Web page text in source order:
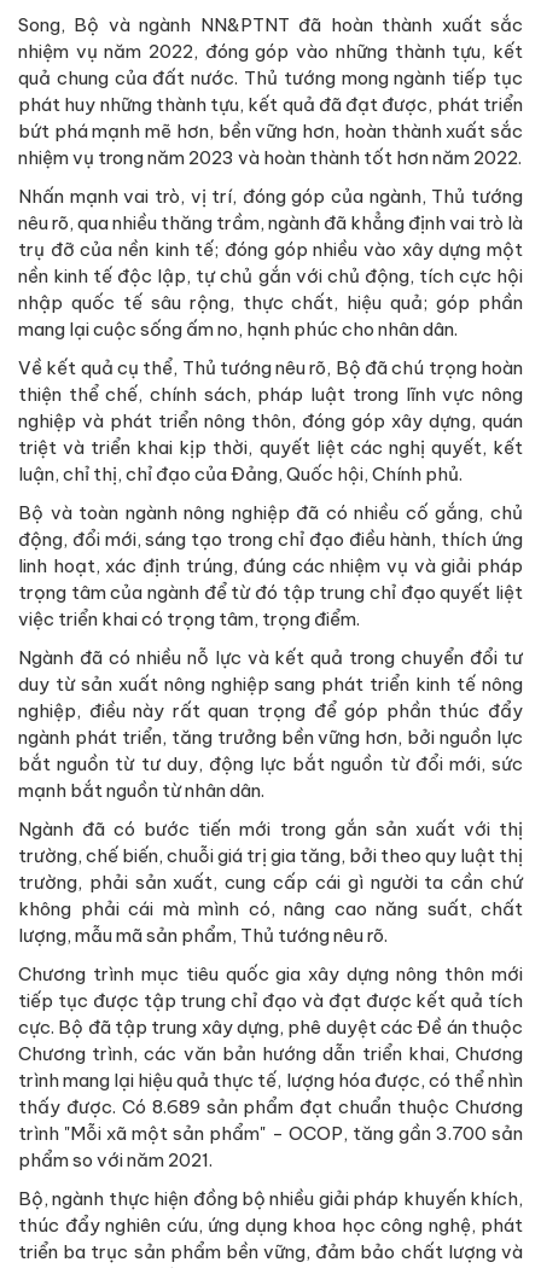
Song, Bộ và ngành NN&PTNT đã hoàn thành xuất sắc
nhiệm vụ năm 2022, đóng góp vào những thành tựu, kết
quả chung của đất nước. Thủ tướng mong ngành tiếp tục
phát huy những thành tựu, kết quả đã đạt được, phát triển
bứt phá mạnh mẽ hơn, bền vững hơn, hoàn thành xuất sắc
nhiệm vụ trong năm 2023 và hoàn thành tốt hơn năm 2022.
Nhấn mạnh vai trò, vị trí, đóng góp của ngành, Thủ tướng
nêu rõ, qua nhiều thăng trầm, ngành đã khẳng định vai trò là
trụ đỡ của nền kinh tế; đóng góp nhiều vào xây dựng một
nền kinh tế độc lập, tự chủ gắn với chủ động, tích cực hội
nhập quốc tế sâu rộng, thực chất, hiệu quả; góp phần
mang lại cuộc sống ấm no, hạnh phúc cho nhân dân.
Về kết quả cụ thể, Thủ tướng nêu rõ, Bộ đã chú trọng hoàn
thiện thể chế, chính sách, pháp luật trong lĩnh vực nông
nghiệp và phát triển nông thôn, đóng góp xây dựng, quán
triệt và triển khai kịp thời, quyết liệt các nghị quyết, kết
luận, chỉ thị, chỉ đạo của Đảng, Quốc hội, Chính phủ.
Bộ và toàn ngành nông nghiệp đã có nhiều cố gắng, chủ
động, đổi mới, sáng tạo trong chỉ đạo điều hành, thích ứng
linh hoạt, xác định trúng, đúng các nhiệm vụ và giải pháp
trọng tâm của ngành để từ đó tập trung chỉ đạo quyết liệt
việc triển khai có trọng tâm, trọng điểm.
Ngành đã có nhiều nỗ lực và kết quả trong chuyển đổi tư
duy từ sản xuất nông nghiệp sang phát triển kinh tế nông
nghiệp, điều này rất quan trọng để góp phần thúc đẩy
ngành phát triển, tăng trưởng bền vững hơn, bởi nguồn lực
bắt nguồn từ tư duy, động lực bắt nguồn từ đổi mới, sức
mạnh bắt nguồn từ nhân dân.
Ngành đã có bước tiến mới trong gắn sản xuất với thị
trường, chế biến, chuỗi giá trị gia tăng, bởi theo quy luật thị
trường, phải sản xuất, cung cấp cái gì người ta cần chứ
không phải cái mà mình có, nâng cao năng suất, chất
lượng, mẫu mã sản phẩm, Thủ tướng nêu rõ.
Chương trình mục tiêu quốc gia xây dựng nông thôn mới
tiếp tục được tập trung chỉ đạo và đạt được kết quả tích
cực. Bộ đã tập trung xây dựng, phê duyệt các Đề án thuộc
Chương trình, các văn bản hướng dẫn triển khai, Chương
trình mang lại hiệu quả thực tế, lượng hóa được, có thể nhìn
thấy được. Có 8.689 sản phẩm đạt chuẩn thuộc Chương
trình "Mỗi xã một sản phẩm" - OCOP, tăng gần 3.700 sản
phẩm so với năm 2021.
Bộ, ngành thực hiện đồng bộ nhiều giải pháp khuyến khích,
thúc đẩy nghiên cứu, ứng dụng khoa học công nghệ, phát
triển ba trục sản phẩm bền vững, đảm bảo chất lượng và